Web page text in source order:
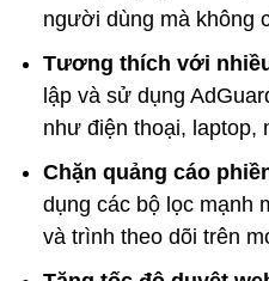
người dùng mà không
Tương thích với
lập và sử dụng
như điện thoại, laptop,
Chặn quảng cáo
dụng các bộ lọc mạnh
và trình theo dõi trên